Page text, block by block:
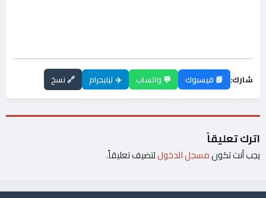
شارك: 📘 فيسبوك 💬 واتساب ✈️ تيليجرام 🔗 نسخ
اترك تعليقاً
يجب أنت تكونمسجل الدخوللتضيف تعليقاً.